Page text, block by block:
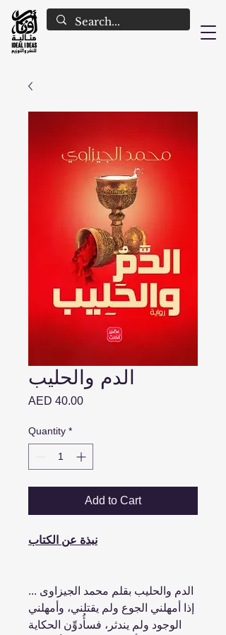
الدم والحليب
AED 40.00Price
Quantity *
Add to Cart
نبذة عن الكتاب
الدم والحليب بقلم محمد الجيزاوى ...
إذا أمهلني الجوع ولم يقتلني، وأمهلني
الوجود ولم يندثر، فسأُدوِّن الحكاية